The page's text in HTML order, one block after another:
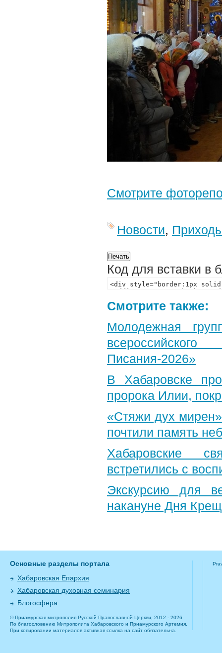
Смотрите
Новости,
Код для вставки в
Смотрите также:
Молодежная
Писания-2026»
В Хабаровске
пророка Илии,
«Стяжи дух
почтили память
Хабаровские
встретились с
Экскурсию для
накануне Дня
Основные разделы портала
Хабаровская Епархия
Хабаровская духовная семинария
Блогосфера
© Приамурская митрополия Русской Православной Церкви, 2012 - 2026
По благословению Митрополита Хабаровского и Приамурского Артемия.
При копировании материалов активная ссылка на сайт обязательна.